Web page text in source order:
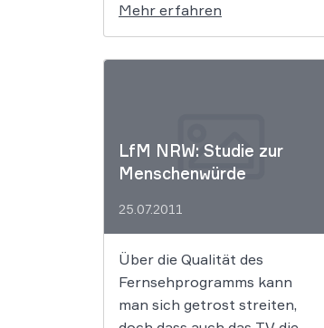
allerdings schwere Vorwürfe
laut geworden, die derzeit von
der Niedersächsischen
Mehr erfahren
LfM NRW: Studie zur
Menschenwürde
25.07.2011
Über die Qualität des
Fernsehprogramms kann
man sich getrost streiten,